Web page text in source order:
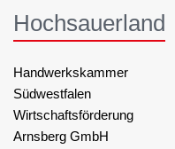
Hochsauerland
Handwerkskammer
Südwestfalen
Wirtschaftsförderung
Arnsberg GmbH